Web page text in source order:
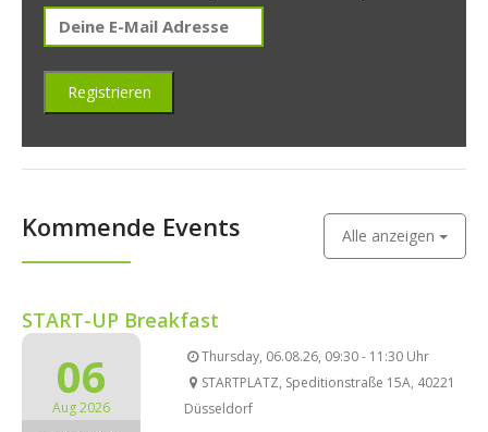
Kommende Events Alle anzeigen
START-UP Breakfast
06
Aug 2026
Thursday, 06.08.26, 09:30 - 11:30 Uhr
STARTPLATZ, Speditionstraße 15A, 40221
Düsseldorf